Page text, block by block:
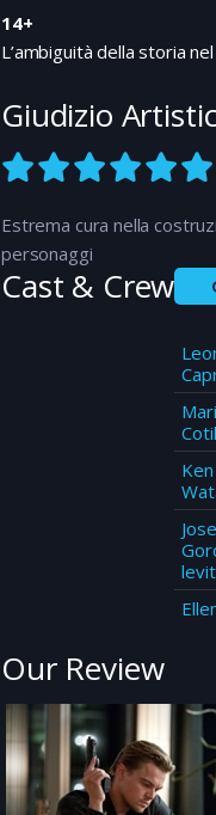
14+
L’ambiguità della storia
Giudizio
Estrema cura nella
personaggi
Cast & Crew
Ken
Our Review